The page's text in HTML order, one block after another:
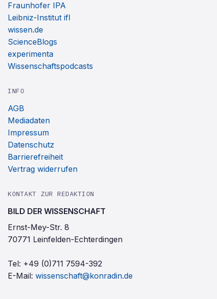
Fraunhofer IPA
Leibniz-Institut ifl
wissen.de
ScienceBlogs
experimenta
Wissenschaftspodcasts
INFO
AGB
Mediadaten
Impressum
Datenschutz
Barrierefreiheit
Vertrag widerrufen
KONTAKT ZUR REDAKTION
BILD DER WISSENSCHAFT
Ernst-Mey-Str. 8
70771 Leinfelden-Echterdingen
Tel: +49 (0)711 7594-392
E-Mail: wissenschaft@konradin.de